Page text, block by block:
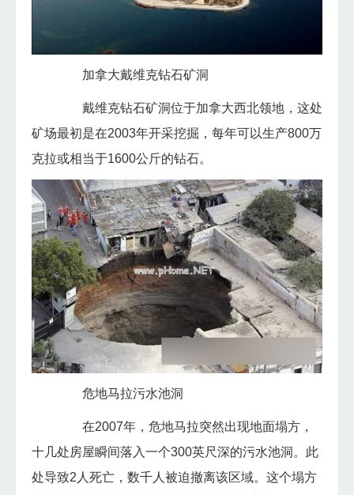
加拿大戴维克钻石矿洞
戴维克钻石矿洞位于加拿大西北领地，这处
矿场最初是在2003年开采挖掘，每年可以生产800万
克拉或相当于1600公斤的钻石。
危地马拉污水池洞
在2007年，危地马拉突然出现地面塌方，
十几处房屋瞬间落入一个300英尺深的污水池洞。此
处导致2人死亡，数千人被迫撤离该区域。这个塌方